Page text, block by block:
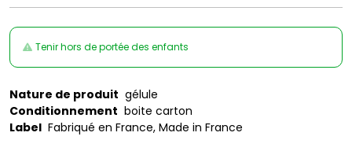
Tenir hors de portée des enfants
Nature de produit gélule
Conditionnement boite carton
Label Fabriqué en France, Made in France